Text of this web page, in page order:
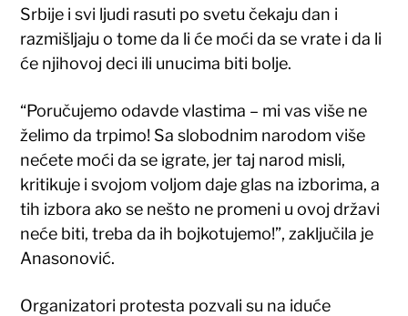
Srbije i svi ljudi rasuti po svetu čekaju dan i
razmišljaju o tome da li će moći da se vrate i da li
će njihovoj deci ili unucima biti bolje.
“Poručujemo odavde vlastima – mi vas više ne
želimo da trpimo! Sa slobodnim narodom više
nećete moći da se igrate, jer taj narod misli,
kritikuje i svojom voljom daje glas na izborima, a
tih izbora ako se nešto ne promeni u ovoj državi
neće biti, treba da ih bojkotujemo!”, zaključila je
Anasonović.
Organizatori protesta pozvali su na iduće